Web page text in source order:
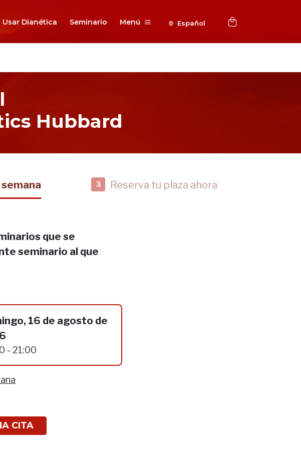
Usar Dianética Seminario Menú Español
Hubbard
3 Reserva tu plaza ahora
que se
seminario al que
16 de agosto de
- 21:00
CITA